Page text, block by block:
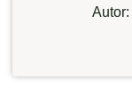
Autor: